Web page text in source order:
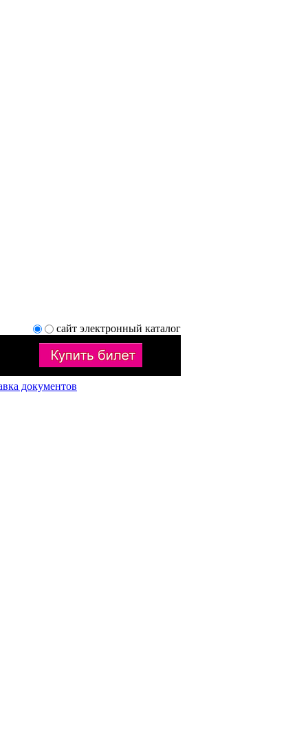
сайт электронный каталог
документов